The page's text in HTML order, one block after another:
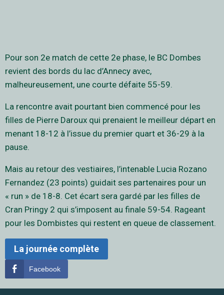
Pour son 2e match de cette 2e phase, le BC Dombes
revient des bords du lac d’Annecy avec,
malheureusement, une courte défaite 55-59.
La rencontre avait pourtant bien commencé pour les
filles de Pierre Daroux qui prenaient le meilleur départ en
menant 18-12 à l’issue du premier quart et 36-29 à la
pause.
Mais au retour des vestiaires, l’intenable Lucia Rozano
Fernandez (23 points) guidait ses partenaires pour un
« run » de 18-8. Cet écart sera gardé par les filles de
Cran Pringy 2 qui s’imposent au finale 59-54. Rageant
pour les Dombistes qui restent en queue de classement.
La journée complète
Facebook